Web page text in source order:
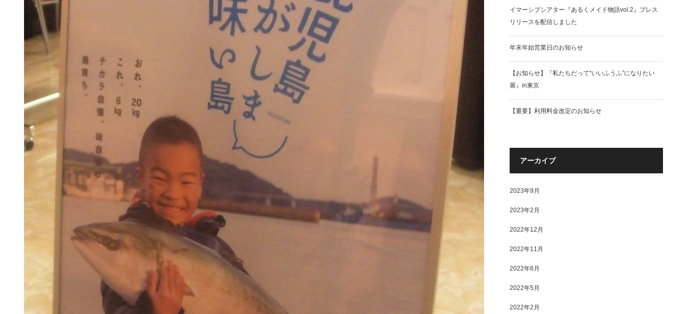
イマーシブシアター『あるくメイド物語vol.2』プレス
リリースを配信しました
年末年始営業日のお知らせ
【お知らせ】『私たちだって“いいふうふ”になりたい
展』in東京
【重要】利用料金改定のお知らせ
アーカイブ
2023年9月
2023年2月
2022年12月
2022年11月
2022年6月
2022年5月
2022年2月